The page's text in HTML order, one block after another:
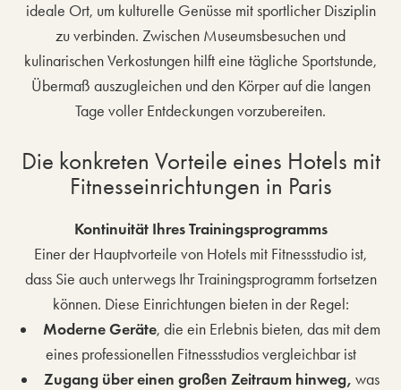
ideale Ort, um kulturelle Genüsse mit sportlicher Disziplin
zu verbinden. Zwischen Museumsbesuchen und
kulinarischen Verkostungen hilft eine tägliche Sportstunde,
Übermaß auszugleichen und den Körper auf die langen
Tage voller Entdeckungen vorzubereiten.
Die konkreten Vorteile eines Hotels mit
Fitnesseinrichtungen in Paris
Kontinuität Ihres Trainingsprogramms
Einer der Hauptvorteile von Hotels mit Fitnessstudio ist,
dass Sie auch unterwegs Ihr Trainingsprogramm fortsetzen
können. Diese Einrichtungen bieten in der Regel:
Moderne Geräte, die ein Erlebnis bieten, das mit dem
eines professionellen Fitnessstudios vergleichbar ist
Zugang über einen großen Zeitraum hinweg, was